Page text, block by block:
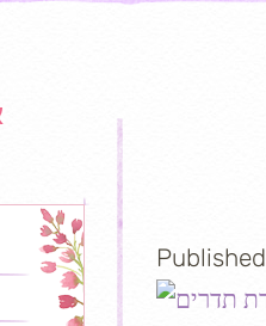
Published